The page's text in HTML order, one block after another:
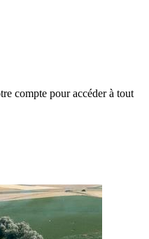
compte pour accéder à tout